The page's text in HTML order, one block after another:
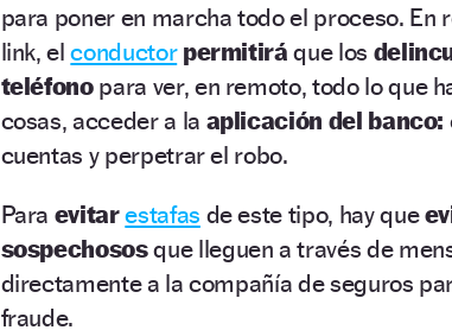
para poner en marcha todo el proceso. En
link, elconductor permitiráque los
teléfonopara ver, en remoto, todo lo que
cosas, acceder a la aplicación del banco:
cuentas y perpetrar el robo.
Para evitarestafas de este tipo, hay que
sospechososque lleguen a través de
directamente a la compañía de seguros
fraude.